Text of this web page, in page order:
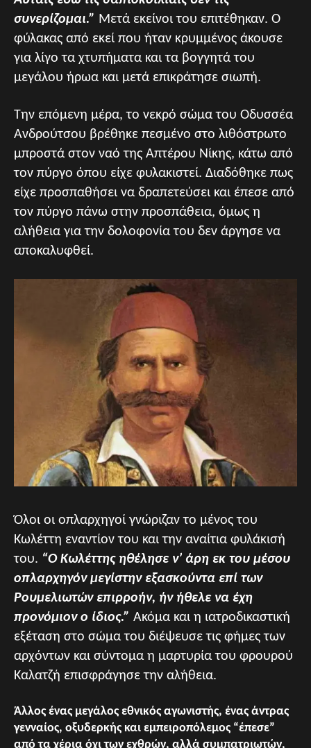
συνερίζομαι.” Μετά εκείνοι του επιτέθηκαν. Ο
φύλακας από εκεί που ήταν κρυμμένος άκουσε
για λίγο τα χτυπήματα και τα βογγητά του
μεγάλου ήρωα και μετά επικράτησε σιωπή.
Την επόμενη μέρα, το νεκρό σώμα του Οδυσσέα
Ανδρούτσου βρέθηκε πεσμένο στο λιθόστρωτο
μπροστά στον ναό της Απτέρου Νίκης, κάτω από
τον πύργο όπου είχε φυλακιστεί. Διαδόθηκε πως
είχε προσπαθήσει να δραπετεύσει και έπεσε από
τον πύργο πάνω στην προσπάθεια, όμως η
αλήθεια για την δολοφονία του δεν άργησε να
αποκαλυφθεί.
Όλοι οι οπλαρχηγοί γνώριζαν το μένος του
Κωλέττη εναντίον του και την αναίτια φυλάκισή
του. “Ο Κωλέττης ηθέλησε ν’ άρη εκ του μέσου
οπλαρχηγόν μεγίστην εξασκούντα επί των
Ρουμελιωτών επιρροήν, ήν ήθελε να έχη
προνόμιον ο ίδιος.” Ακόμα και η ιατροδικαστική
εξέταση στο σώμα του διέψευσε τις φήμες των
αρχόντων και σύντομα η μαρτυρία του φρουρού
Καλατζή επισφράγησε την αλήθεια.
Άλλος ένας μεγάλος εθνικός αγωνιστής, ένας άντρας
γενναίος, οξυδερκής και εμπειροπόλεμος “έπεσε”
από τα χέρια όχι των εχθρών, αλλά συμπατριωτών,